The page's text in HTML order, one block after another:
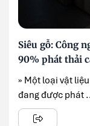
Siêu gỗ: Công
90% phát thải
» Một loại vật
đang được phát